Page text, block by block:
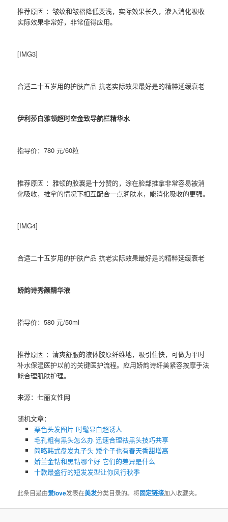
推荐原因 ：皱纹和皱褶降低变浅，实际效果长久，渗入消化吸收
实际效果非常好，非常值得应用。
[IMG3]
合适二十五岁用的护肤产品 抗老实际效果最好是的精粹延缓衰老
伊利莎白雅顿超时空金致导航栏精华水
指导价：780 元/60粒
推荐原因 ：雅顿的胶襄是十分赞的，涂在脸部推拿非常容易被消
化吸收，推拿的情况下相互配合一点润肤水，能消化吸收的更强。
[IMG4]
合适二十五岁用的护肤产品 抗老实际效果最好是的精粹延缓衰老
娇韵诗秀颜精华液
指导价：580 元/50ml
推荐原因 ：清爽舒服的液体胶原纤维地，吸引住快，可做为平时
补水保湿医护以前的关键医护流程。应用娇韵诗纤美紧容按摩手法
能合理肌肤护理。
来源：七丽女性网
随机文章：
栗色头发图片 时髦显白超诱人
毛孔粗有黑头怎么办 迅速合理祛黑头技巧共享
简略韩式盘发丸子头 矮个子也有春天香甜增高
娇兰金钻和黑钻哪个好 它们的差异是什么
十款最盛行的短发发型让你风行秋季
此条目是由爱love发表在美发分类目录的。将固定链接加入收藏夹。